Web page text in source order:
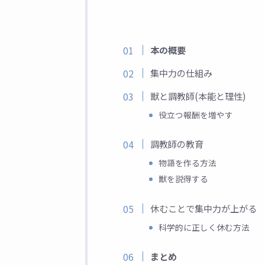
本の概要
集中力の仕組み
獣と調教師(本能と理性)
役立つ報酬を増やす
調教師の教育
物語を作る方法
獣を説得する
休むことで集中力が上がる
科学的に正しく休む方法
まとめ